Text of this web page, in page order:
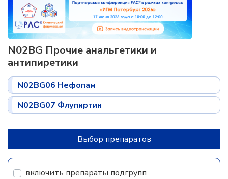
N02BG Прочие анальгетики и
антипиретики
N02BG06 Нефопам
N02BG07 Флупиртин
Выбор препаратов
включить препараты подгрупп